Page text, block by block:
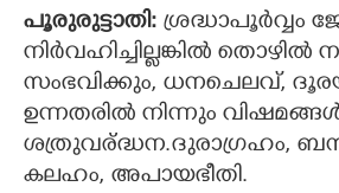
പൂരുരുട്ടാതി: ശ്രദ്ധാപൂര്‍വ്വം
നിര്‍വഹിച്ചില്ലങ്കില്‍ തൊഴില്‍
സംഭവിക്കും, ധനചെലവ്,
ഉന്നതരില്‍ നിന്നും
ശത്രുവര്ദ്ധന.ദുരാഗ്രഹം,
കലഹം, അപായഭീതി.
Copy Link